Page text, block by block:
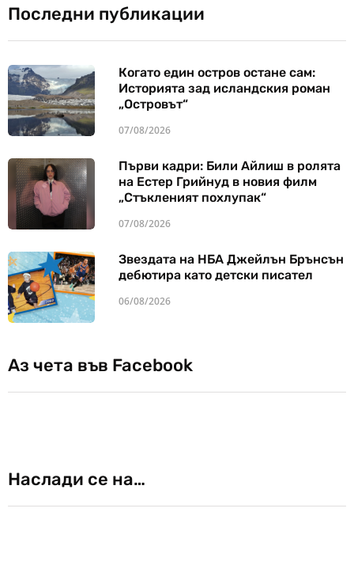
Последни публикации
Когато един остров остане сам:
Историята зад исландския роман
„Островът“
07/08/2026
Първи кадри: Били Айлиш в ролята
на Естер Грийнуд в новия филм
„Стъкленият похлупак“
07/08/2026
Звездата на НБА Джейлън Брънсън
дебютира като детски писател
06/08/2026
Аз чета във Facebook
Наслади се на…